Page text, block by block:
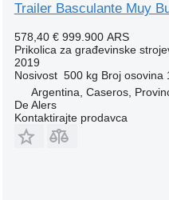
Trailer Basculante Muy
578,40 € 999.900 ARS
Prikolica za građevinske
2019
Nosivost 500 kg Broj osovina
Argentina, Caseros,
De Alers
Kontaktirajte prodavca